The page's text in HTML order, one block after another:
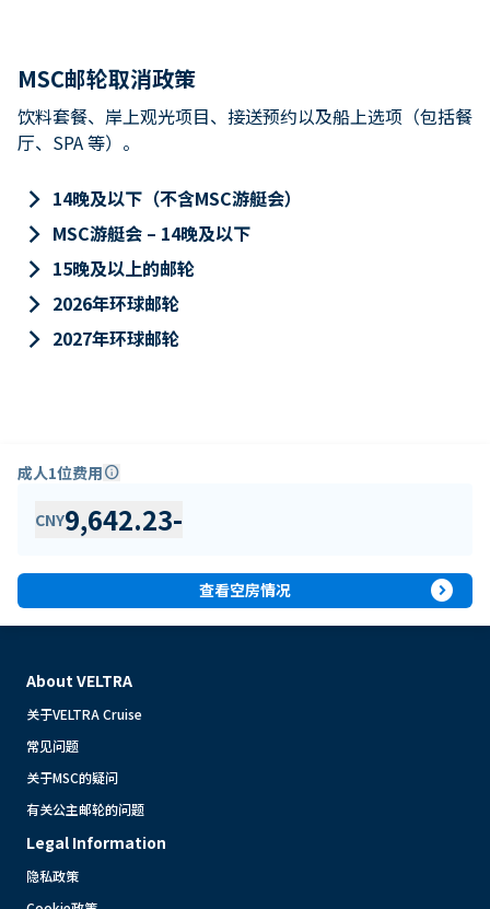
MSC邮轮取消政策
饮料套餐、岸上观光项目、接送预约以及船上选项（包括餐
厅、SPA 等）。
keyboard_arrow_right 14晚及以下（不含MSC游艇会）
keyboard_arrow_right MSC游艇会 – 14晚及以下
keyboard_arrow_right 15晚及以上的邮轮
keyboard_arrow_right 2026年环球邮轮
keyboard_arrow_right 2027年环球邮轮
成人1位费用info
CNY9,642.23-
查看空房情况 expand_circle_right
About VELTRA
关于VELTRA Cruise
常见问题
关于MSC的疑问
有关公主邮轮的问题
Legal Information
隐私政策